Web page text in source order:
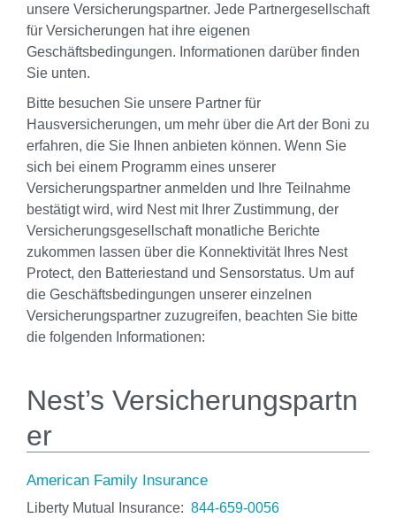
unsere Versicherungspartner. Jede Partnergesellschaft
für Versicherungen hat ihre eigenen
Geschäftsbedingungen. Informationen darüber finden
Sie unten.
Bitte besuchen Sie unsere Partner für
Hausversicherungen, um mehr über die Art der Boni zu
erfahren, die Sie Ihnen anbieten können. Wenn Sie
sich bei einem Programm eines unserer
Versicherungspartner anmelden und Ihre Teilnahme
bestätigt wird, wird Nest mit Ihrer Zustimmung, der
Versicherungsgesellschaft monatliche Berichte
zukommen lassen über die Konnektivität Ihres Nest
Protect, den Batteriestand und Sensorstatus. Um auf
die Geschäftsbedingungen unserer einzelnen
Versicherungspartner zuzugreifen, beachten Sie bitte
die folgenden Informationen:
Nest’s Versicherungspartn
er
American Family Insurance
Liberty Mutual Insurance: 844‑659‑0056